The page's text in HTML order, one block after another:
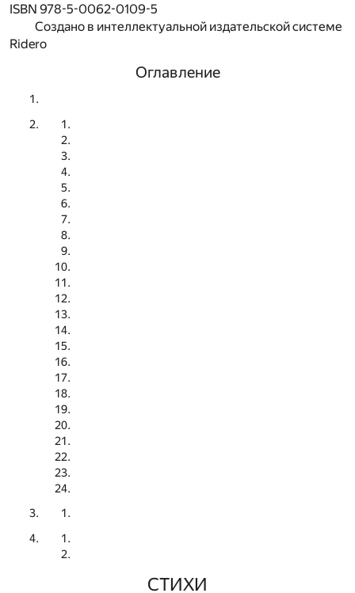
ISBN 978-5-0062-0109-5
Создано в интеллектуальной издательской системе
Ridero
Оглавление
СТИХИ